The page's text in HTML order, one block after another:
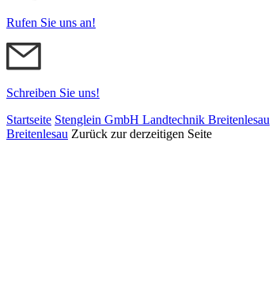
Rufen Sie uns an!
Schreiben Sie uns!
Startseite Stenglein GmbH Landtechnik Breitenlesau
Breitenlesau Zurück zur derzeitigen Seite